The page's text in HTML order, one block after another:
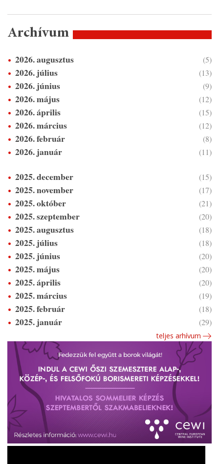
Archívum
2026. augusztus (5)
2026. július (13)
2026. június (9)
2026. május (12)
2026. április (15)
2026. március (12)
2026. február (8)
2026. január (11)
2025. december (15)
2025. november (17)
2025. október (21)
2025. szeptember (20)
2025. augusztus (18)
2025. július (18)
2025. június (20)
2025. május (20)
2025. április (20)
2025. március (19)
2025. február (18)
2025. január (29)
teljes arhívum